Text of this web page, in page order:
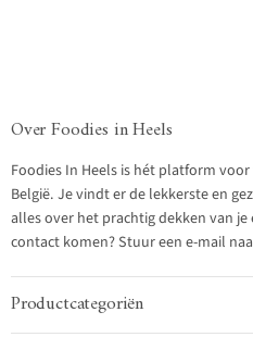
Over Foodies in Heels
Foodies In Heels is hét platform
België. Je vindt er de lekkerste en
alles over het prachtig dekken van
contact komen? Stuur een e-mail
Productcategoriën